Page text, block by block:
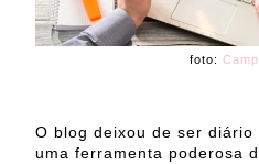
foto:
O blog deixou de ser
uma ferramenta poderosa